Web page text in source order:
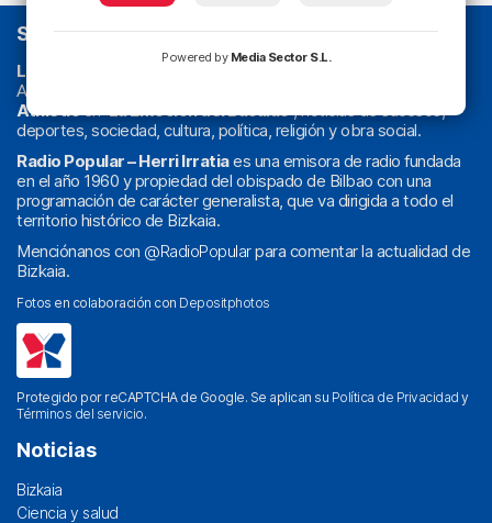
SOBRE NOSOTROS
La radio sin cadenas
. Desde 1960 haciendo radio en Bilbao.
Actualidad y
Athletic
deportes, sociedad, cultura, política, religión y obra social.
Radio Popular – Herri Irratiaes una emisora de radio fundada
en el año 1960 y propiedad del obispado de Bilbao con una
programación de carácter generalista, que va dirigida a todo el
territorio histórico de Bizkaia.
Menciónanos con @RadioPopularpara comentar la actualidad de
Bizkaia.
Fotos en colaboración con Depositphotos
Protegido por reCAPTCHA de Google. Se aplican su Política de Privacidad y
Términos del servicio.
Noticias
Bizkaia
Ciencia y salud
Powered by Media Sector S.L.